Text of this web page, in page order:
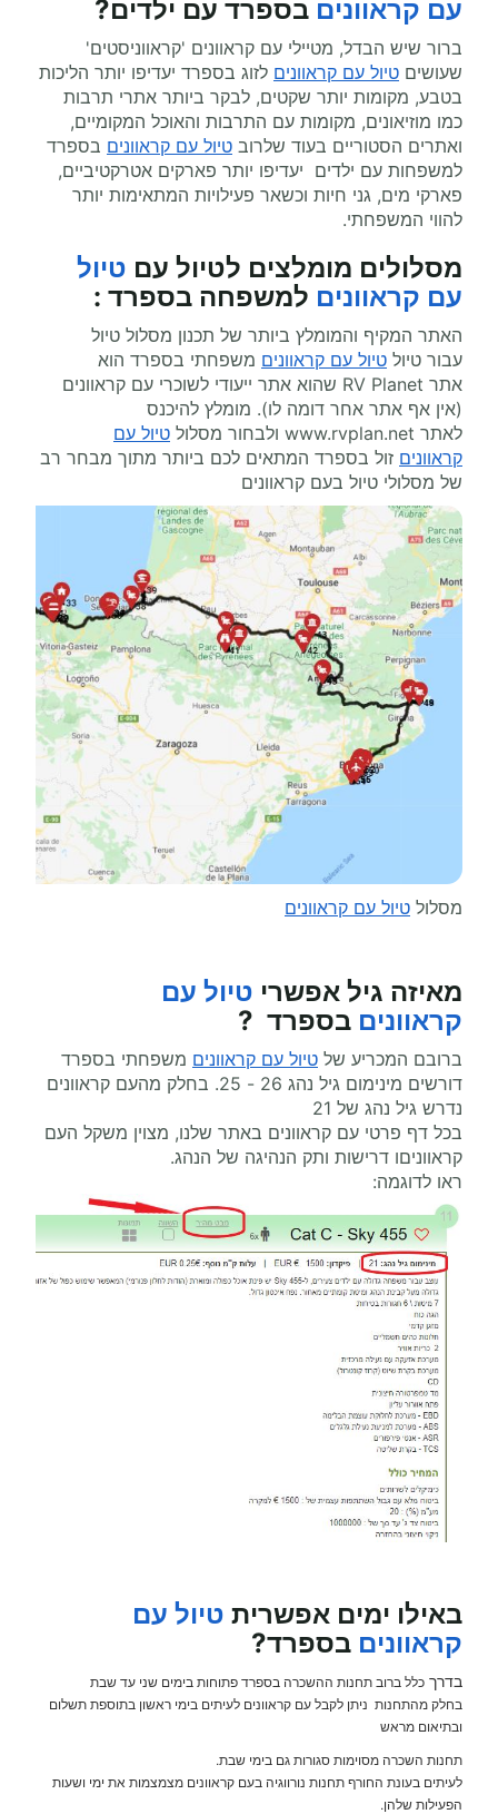
עם קראוונים בספרד עם ילדים?
ברור שיש הבדל, מטיילי עם קראוונים 'קראווניסטים'
שעושים טיול עם קראוונים לזוג בספרד יעדיפו יותר הליכות
בטבע, מקומות יותר שקטים, לבקר ביותר אתרי תרבות
כמו מוזיאונים, מקומות עם התרבות והאוכל המקומיים,
ואתרים הסטוריים בעוד שלרוב טיול עם קראוונים בספרד
למשפחות עם ילדים יעדיפו יותר פארקים אטרקטיביים,
פארקי מים, גני חיות וכשאר פעילויות המתאימות יותר
להווי המשפחתי.
מסלולים מומלצים לטיול עם טיול
עם קראוונים למשפחה בספרד :
האתר המקיף והמומלץ ביותר של תכנון מסלול טיול
עבור טיול טיול עם קראוונים משפחתי בספרד הוא
אתר RV Planet שהוא אתר ייעודי לשוכרי עם קראוונים
(אין אף אתר אחר דומה לו). מומלץ להיכנס
לאתר www.rvplan.net ולבחור מסלול טיול עם
קראוונים זול בספרד המתאים לכם ביותר מתוך מבחר רב
של מסלולי טיול בעם קראוונים
מסלול טיול עם קראוונים
מאיזה גיל אפשרי טיול עם
קראוונים בספרד ?
ברובם המכריע של טיול עם קראוונים משפחתי בספרד
דורשים מינימום גיל נהג 26 - 25. בחלק מהעם קראוונים
נדרש גיל נהג של 21
בכל דף פרטי עם קראוונים באתר שלנו, מצוין משקל העם
קראווניםו דרישות ותק הנהיגה של הנהג.
ראו לדוגמה:
באילו ימים אפשרית טיול עם
קראוונים בספרד?
בדרך כלל ברוב תחנות ההשכרה בספרד פתוחות בימים שני עד שבת
בחלק מהתחנות ניתן לקבל עם קראוונים לעיתים בימי ראשון בתוספת תשלום
ובתיאום מראש
תחנות השכרה מסוימות סגורות גם בימי שבת.
לעיתים בעונת החורף תחנות נורווגיה בעם קראוונים מצמצמות את ימי ושעות
הפעילות שלהן.